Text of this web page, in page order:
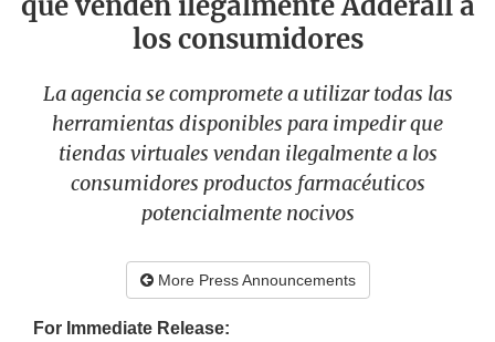
los consumidores
La agencia se compromete a utilizar todas las
herramientas disponibles para impedir que
tiendas virtuales vendan ilegalmente a los
consumidores productos farmacéuticos
potencialmente nocivos
More Press Announcements
For Immediate Release: